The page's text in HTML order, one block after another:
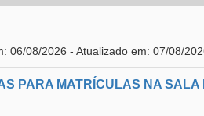
06/08/2026 - Atualizado em: 07/08/
PARA MATRÍCULAS NA